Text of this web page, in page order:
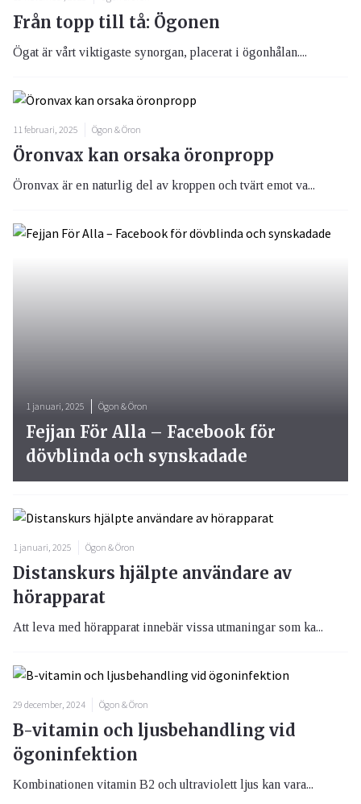
Från topp till tå: Ögonen
Ögat är vårt viktigaste synorgan, placerat i ögonhålan....
11 februari, 2025 Ögon & Öron
Öronvax kan orsaka öronpropp
Öronvax är en naturlig del av kroppen och tvärt emot va...
1 januari, 2025 Ögon & Öron
Fejjan För Alla – Facebook för
dövblinda och synskadade
1 januari, 2025 Ögon & Öron
Distanskurs hjälpte användare av
hörapparat
Att leva med hörapparat innebär vissa utmaningar som ka...
29 december, 2024 Ögon & Öron
B-vitamin och ljusbehandling vid
ögoninfektion
Kombinationen vitamin B2 och ultraviolett ljus kan vara...